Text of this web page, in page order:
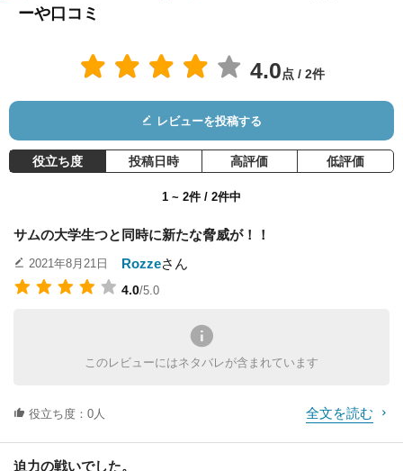
ジョン・ベンジャミ
マシュー・マースデ
役：Special Air Serv
ice Forces
アンドリュー・ハワ
マイケル・パパジョ
ン
グレン・モーシャワ
ー
ーや口コミ
4.0点 / 2件
レビューを投稿する
役立ち度 投稿日時 高評価 低評価
1 ~ 2件 / 2件中
サムの大学生つと同時に新たな脅威が！！
2021年8月21日 Rozzeさん
4.0/5.0
このレビューにはネタバレが含まれています
役立ち度：0人 全文を読む
迫力の戦いでした。